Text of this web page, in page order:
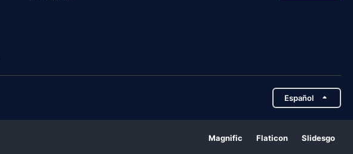
Español
Magnific Flaticon Slidesgo